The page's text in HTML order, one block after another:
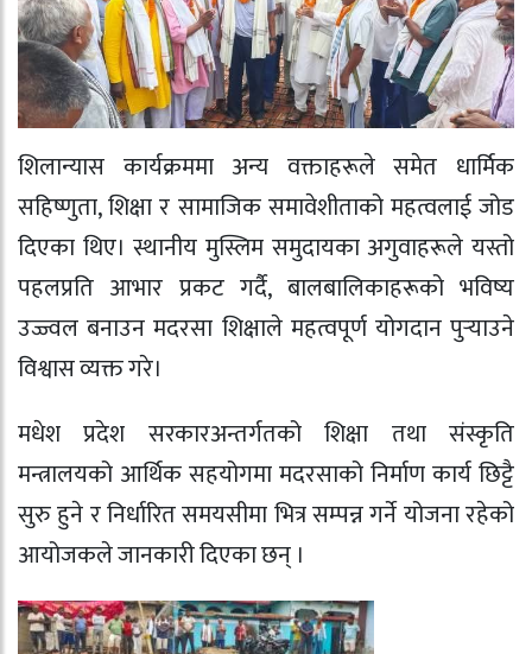
शिलान्यास कार्यक्रममा अन्य वक्ताहरूले समेत धार्मिक
सहिष्णुता, शिक्षा र सामाजिक समावेशीताको महत्वलाई जोड
दिएका थिए। स्थानीय मुस्लिम समुदायका अगुवाहरूले यस्तो
पहलप्रति आभार प्रकट गर्दै, बालबालिकाहरूको भविष्य
उज्ज्वल बनाउन मदरसा शिक्षाले महत्वपूर्ण योगदान पुर्‍याउने
विश्वास व्यक्त गरे।
मधेश प्रदेश सरकारअन्तर्गतको शिक्षा तथा संस्कृति
मन्त्रालयको आर्थिक सहयोगमा मदरसाको निर्माण कार्य छिट्टै
सुरु हुने र निर्धारित समयसीमा भित्र सम्पन्न गर्ने योजना रहेको
आयोजकले जानकारी दिएका छन् ।